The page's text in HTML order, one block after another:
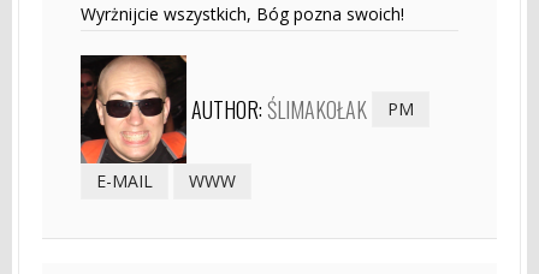
Wyrżnijcie wszystkich, Bóg pozna swoich!
AUTHOR:ŚLIMAKOŁAK PM
E-MAIL WWW